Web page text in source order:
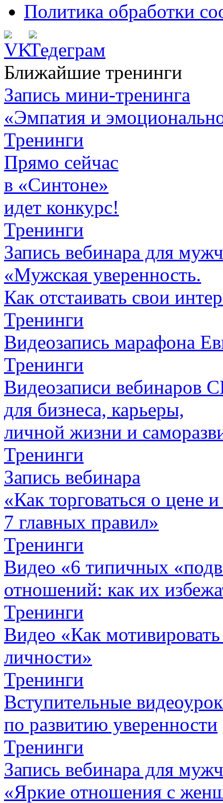
Политика обработки
Ближайшие тренинги
Запись мини-тренинга
«Эмпатия и
Тренинги
Прямо сейчас
в «Синтоне»
идет конкурс!
Тренинги
Запись вебинара для
«Мужская уверенность.
Как отстаивать свои
Тренинги
Видеозапись марафона
Тренинги
Видеозаписи
для бизнеса, карьеры,
личной жизни и
Тренинги
Запись вебинара
«Как торговаться о цене
7 главных правил»
Тренинги
Видео «6 типичных
отношений: как их
Тренинги
Видео «Как
личности»
Тренинги
Вступительные
по развитию уверенности
Тренинги
Запись вебинара для
«Яркие отношения с